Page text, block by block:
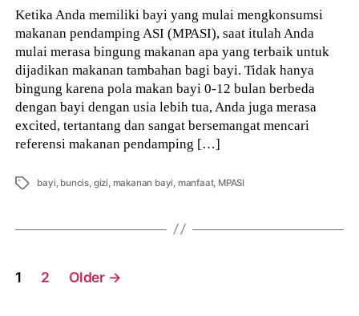
Ketika Anda memiliki bayi yang mulai mengkonsumsi
makanan pendamping ASI (MPASI), saat itulah Anda
mulai merasa bingung makanan apa yang terbaik untuk
dijadikan makanan tambahan bagi bayi. Tidak hanya
bingung karena pola makan bayi 0-12 bulan berbeda
dengan bayi dengan usia lebih tua, Anda juga merasa
excited, tertantang dan sangat bersemangat mencari
referensi makanan pendamping […]
Tags bayi, buncis, gizi, makanan bayi, manfaat, MPASI
Posts
navigation
1 2 Older →